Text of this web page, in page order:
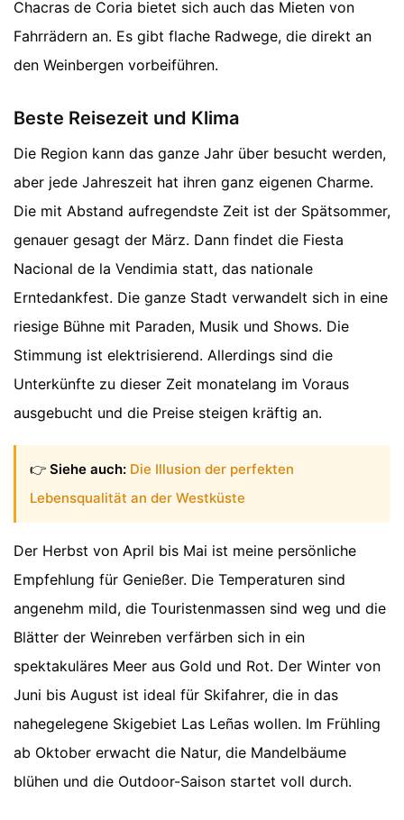
Chacras de Coria bietet sich auch das Mieten von
Fahrrädern an. Es gibt flache Radwege, die direkt an
den Weinbergen vorbeiführen.
Beste Reisezeit und Klima
Die Region kann das ganze Jahr über besucht werden,
aber jede Jahreszeit hat ihren ganz eigenen Charme.
Die mit Abstand aufregendste Zeit ist der Spätsommer,
genauer gesagt der März. Dann findet die Fiesta
Nacional de la Vendimia statt, das nationale
Erntedankfest. Die ganze Stadt verwandelt sich in eine
riesige Bühne mit Paraden, Musik und Shows. Die
Stimmung ist elektrisierend. Allerdings sind die
Unterkünfte zu dieser Zeit monatelang im Voraus
ausgebucht und die Preise steigen kräftig an.
👉 Siehe auch: Die Illusion der perfekten
Lebensqualität an der Westküste
Der Herbst von April bis Mai ist meine persönliche
Empfehlung für Genießer. Die Temperaturen sind
angenehm mild, die Touristenmassen sind weg und die
Blätter der Weinreben verfärben sich in ein
spektakuläres Meer aus Gold und Rot. Der Winter von
Juni bis August ist ideal für Skifahrer, die in das
nahegelegene Skigebiet Las Leñas wollen. Im Frühling
ab Oktober erwacht die Natur, die Mandelbäume
blühen und die Outdoor-Saison startet voll durch.